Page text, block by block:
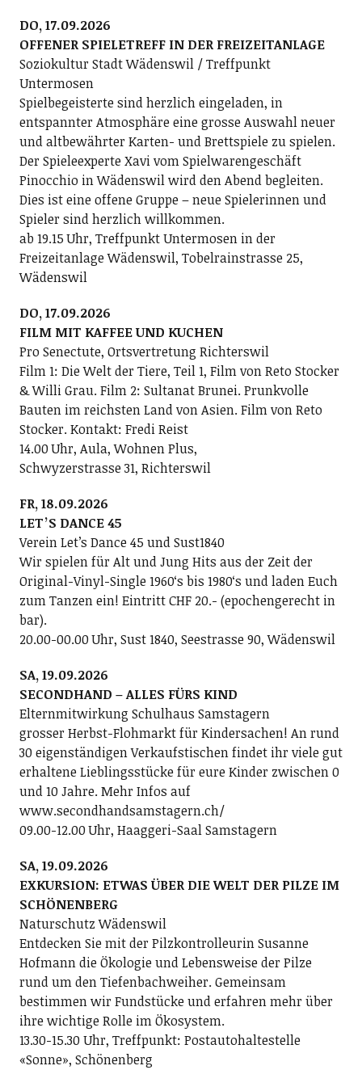
DO, 17.09.2026
OFFENER SPIELETREFF IN DER FREIZEITANLAGE
Soziokultur Stadt Wädenswil / Treffpunkt
Untermosen
Spielbegeisterte sind herzlich eingeladen, in
entspannter Atmosphäre eine grosse Auswahl neuer
und altbewährter Karten- und Brettspiele zu spielen.
Der Spieleexperte Xavi vom Spielwarengeschäft
Pinocchio in Wädenswil wird den Abend begleiten.
Dies ist eine offene Gruppe – neue Spielerinnen und
Spieler sind herzlich willkommen.
ab 19.15 Uhr, Treffpunkt Untermosen in der
Freizeitanlage Wädenswil, Tobelrainstrasse 25,
Wädenswil
DO, 17.09.2026
FILM MIT KAFFEE UND KUCHEN
Pro Senectute, Ortsvertretung Richterswil
Film 1: Die Welt der Tiere, Teil 1, Film von Reto Stocker
& Willi Grau. Film 2: Sultanat Brunei. Prunkvolle
Bauten im reichsten Land von Asien. Film von Reto
Stocker. Kontakt: Fredi Reist
14.00 Uhr, Aula, Wohnen Plus,
Schwyzerstrasse 31, Richterswil
FR, 18.09.2026
LETʼS DANCE 45
Verein Letʼs Dance 45 und Sust1840
Wir spielen für Alt und Jung Hits aus der Zeit der
Original-Vinyl-Single 1960ʻs bis 1980ʻs und laden Euch
zum Tanzen ein! Eintritt CHF 20.- (epochengerecht in
bar).
20.00-00.00 Uhr, Sust 1840, Seestrasse 90, Wädenswil
SA, 19.09.2026
SECONDHAND – ALLES FÜRS KIND
Elternmitwirkung Schulhaus Samstagern
grosser Herbst-Flohmarkt für Kindersachen! An rund
30 eigenständigen Verkaufstischen findet ihr viele gut
erhaltene Lieblingsstücke für eure Kinder zwischen 0
und 10 Jahre. Mehr Infos auf
www.secondhandsamstagern.ch/
09.00-12.00 Uhr, Haaggeri-Saal Samstagern
SA, 19.09.2026
EXKURSION: ETWAS ÜBER DIE WELT DER PILZE IM
SCHÖNENBERG
Naturschutz Wädenswil
Entdecken Sie mit der Pilzkontrolleurin Susanne
Hofmann die Ökologie und Lebensweise der Pilze
rund um den Tiefenbachweiher. Gemeinsam
bestimmen wir Fundstücke und erfahren mehr über
ihre wichtige Rolle im Ökosystem.
13.30-15.30 Uhr, Treffpunkt: Postautohaltestelle
«Sonne», Schönenberg